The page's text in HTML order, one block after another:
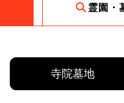
霊園・
寺院墓地